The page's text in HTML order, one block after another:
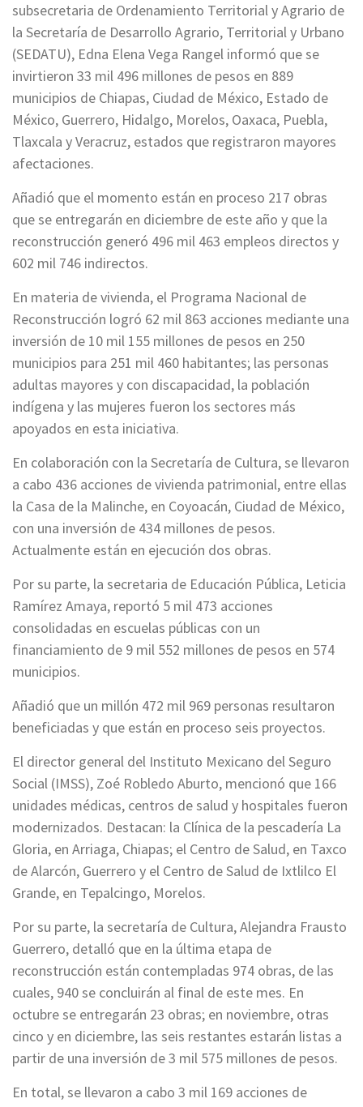
subsecretaria de Ordenamiento Territorial y Agrario de
la Secretaría de Desarrollo Agrario, Territorial y Urbano
(SEDATU), Edna Elena Vega Rangel informó que se
invirtieron 33 mil 496 millones de pesos en 889
municipios de Chiapas, Ciudad de México, Estado de
México, Guerrero, Hidalgo, Morelos, Oaxaca, Puebla,
Tlaxcala y Veracruz, estados que registraron mayores
afectaciones.
Añadió que el momento están en proceso 217 obras
que se entregarán en diciembre de este año y que la
reconstrucción generó 496 mil 463 empleos directos y
602 mil 746 indirectos.
En materia de vivienda, el Programa Nacional de
Reconstrucción logró 62 mil 863 acciones mediante una
inversión de 10 mil 155 millones de pesos en 250
municipios para 251 mil 460 habitantes; las personas
adultas mayores y con discapacidad, la población
indígena y las mujeres fueron los sectores más
apoyados en esta iniciativa.
En colaboración con la Secretaría de Cultura, se llevaron
a cabo 436 acciones de vivienda patrimonial, entre ellas
la Casa de la Malinche, en Coyoacán, Ciudad de México,
con una inversión de 434 millones de pesos.
Actualmente están en ejecución dos obras.
Por su parte, la secretaria de Educación Pública, Leticia
Ramírez Amaya, reportó 5 mil 473 acciones
consolidadas en escuelas públicas con un
financiamiento de 9 mil 552 millones de pesos en 574
municipios.
Añadió que un millón 472 mil 969 personas resultaron
beneficiadas y que están en proceso seis proyectos.
El director general del Instituto Mexicano del Seguro
Social (IMSS), Zoé Robledo Aburto, mencionó que 166
unidades médicas, centros de salud y hospitales fueron
modernizados. Destacan: la Clínica de la pescadería La
Gloria, en Arriaga, Chiapas; el Centro de Salud, en Taxco
de Alarcón, Guerrero y el Centro de Salud de Ixtlilco El
Grande, en Tepalcingo, Morelos.
Por su parte, la secretaría de Cultura, Alejandra Frausto
Guerrero, detalló que en la última etapa de
reconstrucción están contempladas 974 obras, de las
cuales, 940 se concluirán al final de este mes. En
octubre se entregarán 23 obras; en noviembre, otras
cinco y en diciembre, las seis restantes estarán listas a
partir de una inversión de 3 mil 575 millones de pesos.
En total, se llevaron a cabo 3 mil 169 acciones de